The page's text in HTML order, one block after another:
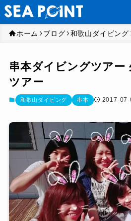
ホーム ブログ 和歌山ダイビング
串本ダイビングツアー
ツアー
和歌山ダイビング 串本 2017-07-